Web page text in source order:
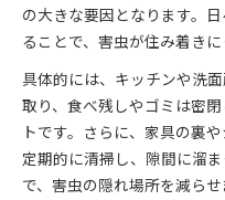
の大きな要因となります。
ることで、害虫が住み着き
具体的には、キッチンや洗
取り、食べ残しやゴミは密
トです。さらに、家具の裏
定期的に清掃し、隙間に溜
で、害虫の隠れ場所を減らせ